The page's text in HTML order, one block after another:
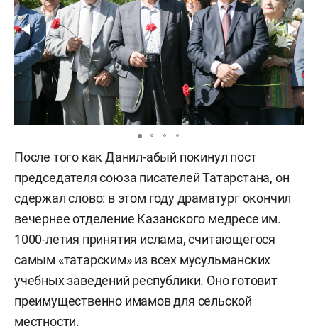
После того как Данил-абый покинул пост
председателя союза писателей Татарстана, он
сдержал слово: в этом году драматург окончил
вечернее отделение Казанского медресе им.
1000-летия принятия ислама, считающегося
самым «татарским» из всех мусульманских
учебных заведений республики. Оно готовит
преимущественно имамов для сельской
местности.